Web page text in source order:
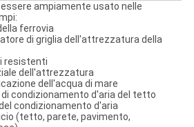
ampiamente usato nelle
ferrovia
di griglia dell'attrezzatura della
resistenti
dell'attrezzatura
dell'acqua di mare
condizionamento d'aria del tetto
condizionamento d'aria
(tetto, parete, pavimento,